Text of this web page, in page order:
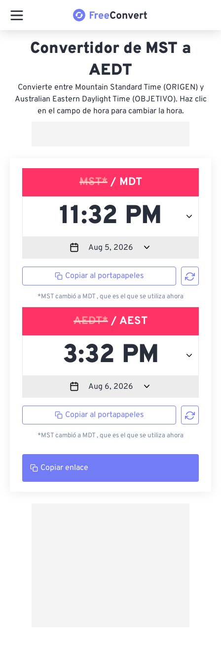
Convertidor de MST a
AEDT
Convierte entre Mountain Standard Time (ORIGEN) y
Australian Eastern Daylight Time (OBJETIVO). Haz clic
en el campo de hora para cambiar la hora.
MST*/ MDT
Copiar al portapapeles
*MST cambió a MDT , que es el que se utiliza ahora
AEDT* / AEST
Copiar al portapapeles
*MST cambió a MDT , que es el que se utiliza ahora
Copiar enlace